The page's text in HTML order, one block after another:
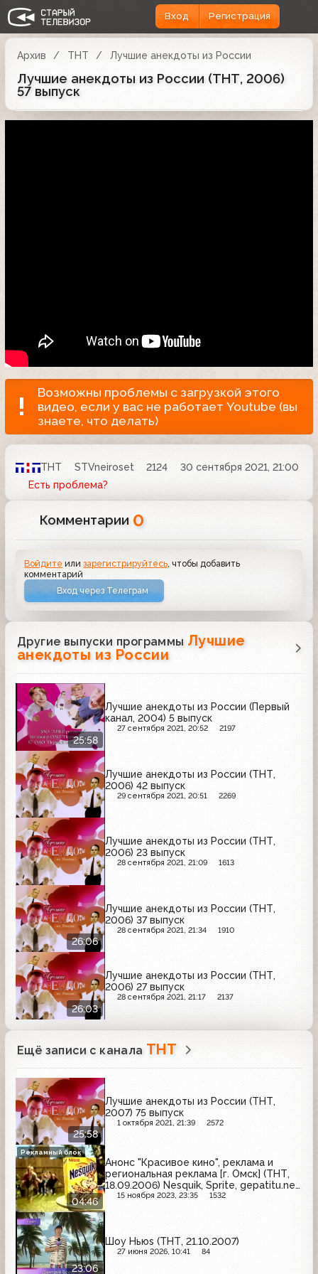
Вход Регистрация
Архив ТНТ Лучшие анекдоты из России
Лучшие анекдоты из России (ТНТ, 2006)
57 выпуск
Возможны проблемы с загрузкой этого
видео, если у вас не работает Youtube (вы
знаете, что делать)
ТНТ STVneiroset 2124
30 сентября 2021, 21:00
Есть проблема?
Комментарии 0
Войдите илизарегистрируйтесь , чтобы добавить
комментарий
Вход через Телеграм
Другие выпуски программы Лучшие
анекдоты из России
25:58
Лучшие анекдоты из России (Первый
канал, 2004) 5 выпуск
27 сентября 2021, 20:52 2197
Лучшие анекдоты из России (ТНТ,
2006) 42 выпуск
29 сентября 2021, 20:51 2269
Лучшие анекдоты из России (ТНТ,
2006) 23 выпуск
28 сентября 2021, 21:09 1613
26:06
Лучшие анекдоты из России (ТНТ,
2006) 37 выпуск
28 сентября 2021, 21:34 1910
26:03
Лучшие анекдоты из России (ТНТ,
2006) 27 выпуск
28 сентября 2021, 21:17 2137
Ещё записи с канала ТНТ
25:58
Лучшие анекдоты из России (ТНТ,
2007) 75 выпуск
1 октября 2021, 21:39 2572
04:46
Анонс "Красивое кино", реклама и
региональная реклама [г. Омск] (ТНТ,
18.09.2006) Nesquik, Sprite, gepatitu.net,
M&M's, Ariston, ТВЦ "Каскад", New Milky,
15 ноября 2023, 23:35 1532
Рекламный блок
23:06
Шоу Ньюs (ТНТ, 21.10.2007)
27 июня 2026, 10:41 84